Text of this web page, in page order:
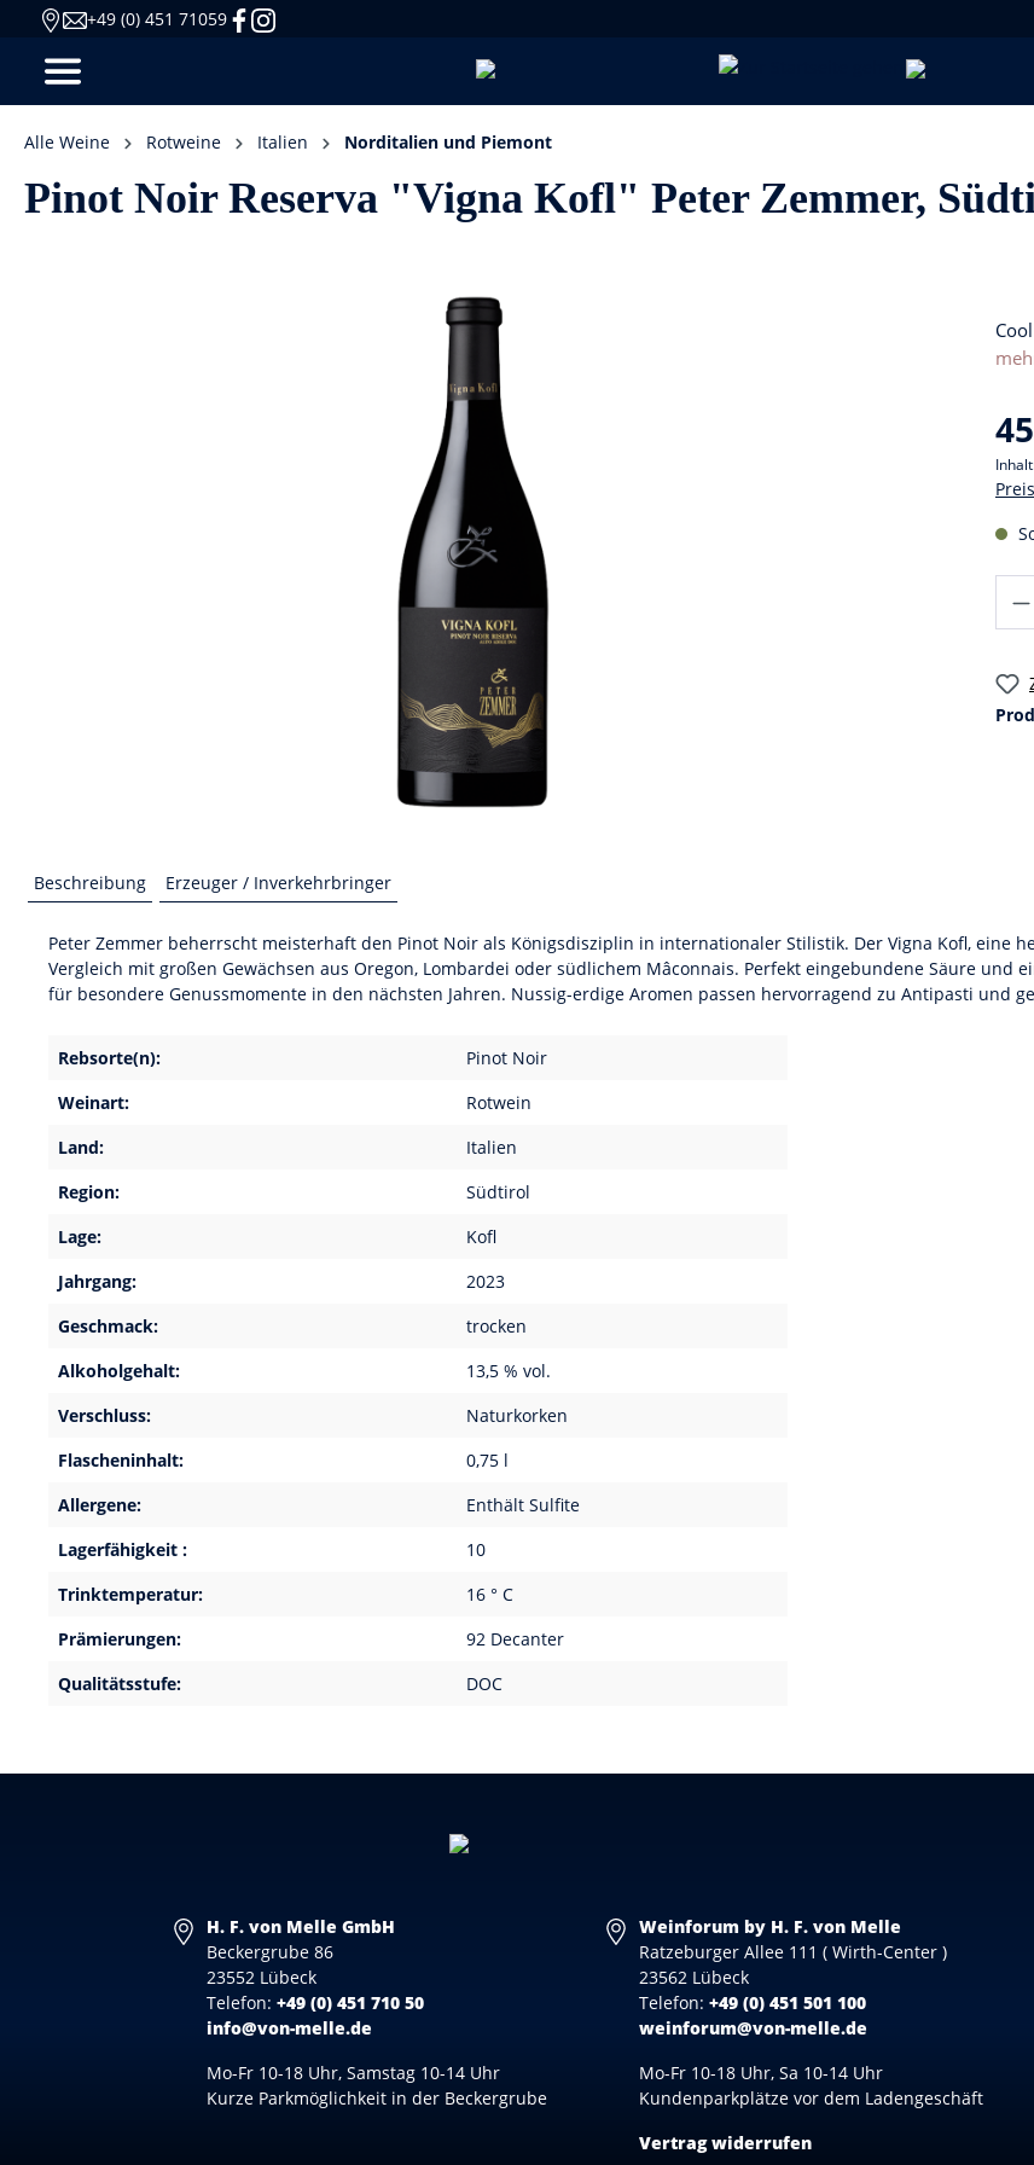
+49 (0) 451 71059
Alle Weine Rotweine Italien Norditalien und Piemont
Pinot Noir Reserva "Vigna Kofl" Peter Zemmer,
Beschreibung Erzeuger / Inverkehrbringer
Peter Zemmer beherrscht meisterhaft den Pinot Noir als Königsdisziplin in internationaler Stilistik. Der Vigna Kofl, eine
Vergleich mit großen Gewächsen aus Oregon, Lombardei oder südlichem Mâconnais. Perfekt eingebundene Säure
für besondere Genussmomente in den nächsten Jahren. Nussig-erdige Aromen passen hervorragend zu Antipasti und
Rebsorte(n):
Pinot Noir
Weinart:
Rotwein
Land:
Italien
Region:
Südtirol
Lage:
Kofl
Jahrgang:
2023
Geschmack:
trocken
Alkoholgehalt:
13,5 % vol.
Verschluss:
Naturkorken
Flascheninhalt:
0,75 l
Allergene:
Enthält Sulfite
Lagerfähigkeit :
10
Trinktemperatur:
16 ° C
Prämierungen:
92 Decanter
Qualitätsstufe:
DOC
H. F. von Melle GmbH
Beckergrube 86
23552 Lübeck
Telefon:+49 (0) 451 710 50
info@von-melle.de
Mo-Fr 10-18 Uhr, Samstag 10-14 Uhr
Kurze Parkmöglichkeit in der Beckergrube
Weinforum by H. F. von Melle
Ratzeburger Allee 111 ( Wirth-Center )
23562 Lübeck
Telefon: +49 (0) 451 501 100
weinforum@von-melle.de
Mo-Fr 10-18 Uhr, Sa 10-14 Uhr
Kundenparkplätze vor dem Ladengeschäft
Vertrag widerrufen